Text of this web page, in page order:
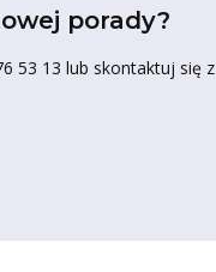
porady?
53 13 lub skontaktuj się z